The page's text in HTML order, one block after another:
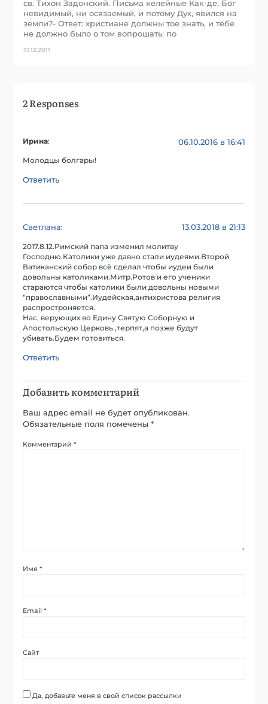
св. Тихон Задонский. Письма келейные Как-де, Бог
невидимый, ни осязаемый, и потому Дух, явился на
земли?- Ответ: христиане должны тое знать, и тебе
не должно было о том вопрошать: по
31.12.2011
2 Responses
Ирина: 06.10.2016 в 16:41
Молодцы болгары!
Ответить
Светлана: 13.03.2018 в 21:13
2017.8.12.Римский папа изменил молитву
Господню.Католики уже давно стали иудеями.Второй
Ватиканский собор всё сделал чтобы иудеи были
довольны католиками.Митр.Ротов и его ученики
стараются чтобы католики были довольны новыми
“православными”.Иудейская,антихристова религия
распростроняется.
Нас, верующих во Едину Святую Соборную и
Апостольскую Церковь ,терпят,а позже будут
убивать.Будем готовиться.
Ответить
Добавить комментарий
Ваш адрес email не будет опубликован.
Обязательные поля помечены*
Комментарий*
Имя*
Email*
Сайт
Да, добавьте меня в свой список рассылки